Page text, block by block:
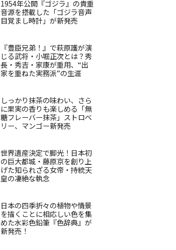
1954年公開『ゴジラ』の貴重
音源を搭載した「ゴジラ音声
目覚まし時計」が新発売
『豊臣兄弟！』で萩原護が演
じる武将・小堀正次とは？秀
長・秀吉・家康が重用、“出
家を重ねた実務派”の生涯
しっかり抹茶の味わい、さら
に果実の香りも楽しめる「無
糖フレーバー抹茶」ストロベ
リー、マンゴー新発売
世界遺産決定で脚光！日本初
の巨大都城・藤原京を創り上
げた知られざる女帝・持統天
皇の凄絶な執念
日本の四季折々の植物や情景
を描くことに相応しい色を集
めた水彩色鉛筆『色辞典』が
新発売！